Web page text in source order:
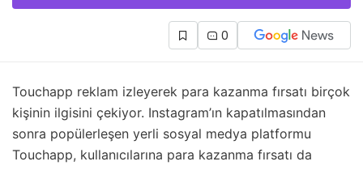
0
Touchapp reklam izleyerek para kazanma fırsatı birçok
kişinin ilgisini çekiyor. Instagram’ın kapatılmasından
sonra popülerleşen yerli sosyal medya platformu
Touchapp, kullanıcılarına para kazanma fırsatı da